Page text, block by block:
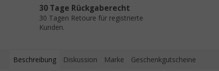
30 Tage Rückgaberecht
30 Tagen Retoure für registrierte
Kunden.
Beschreibung Diskussion Marke Geschenkgutscheine